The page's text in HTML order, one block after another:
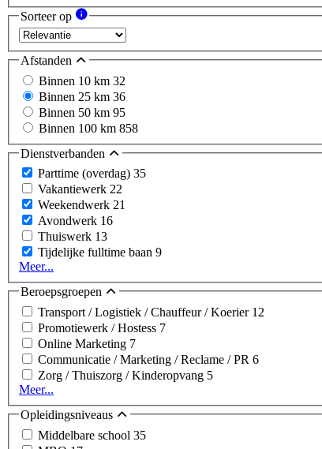
Sorteer op
Afstanden
Binnen 10 km 32
Binnen 25 km 36
Binnen 50 km 95
Binnen 100 km 858
Dienstverbanden
Parttime (overdag) 35
Vakantiewerk 22
Weekendwerk 21
Avondwerk 16
Thuiswerk 13
Tijdelijke fulltime baan 9
Meer...
Beroepsgroepen
Transport / Logistiek / Chauffeur / Koerier 12
Promotiewerk / Hostess 7
Online Marketing 7
Communicatie / Marketing / Reclame / PR 6
Zorg / Thuiszorg / Kinderopvang 5
Meer...
Opleidingsniveaus
Middelbare school 35